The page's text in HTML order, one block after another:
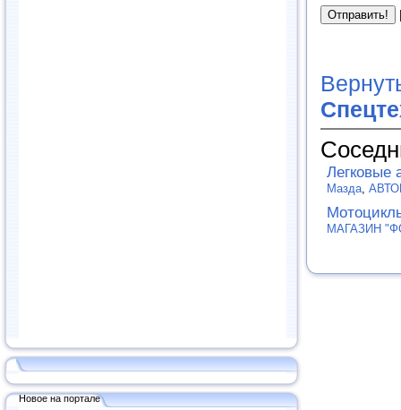
Новое на портале
Легковые
Мазда
МАГАЗИН